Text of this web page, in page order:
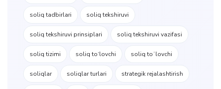
soliq tadbirlari soliq tekshiruvi
soliq tekshiruvi prinsiplari soliq tekshiruvi vazifasi
soliq tizimi soliq to‘lovchi soliq toʻlovchi
soliqlar soliqlar turlari strategik rejalashtirish